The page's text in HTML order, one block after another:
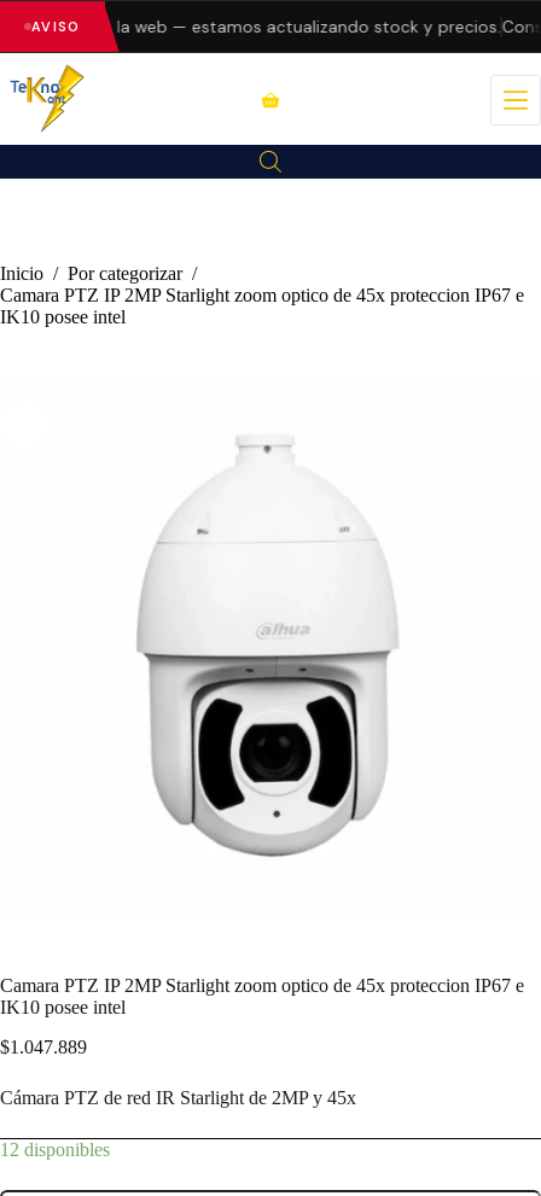
AVISO
errores en la web — estamos actualizando stock y precios.
Inicio / Por categorizar /
Camara PTZ IP 2MP Starlight zoom optico de 45x proteccion IP67 e
IK10 posee intel
Camara PTZ IP 2MP Starlight zoom optico de 45x proteccion IP67 e
IK10 posee intel
$1.047.889
Cámara PTZ de red IR Starlight de 2MP y 45x
12 disponibles